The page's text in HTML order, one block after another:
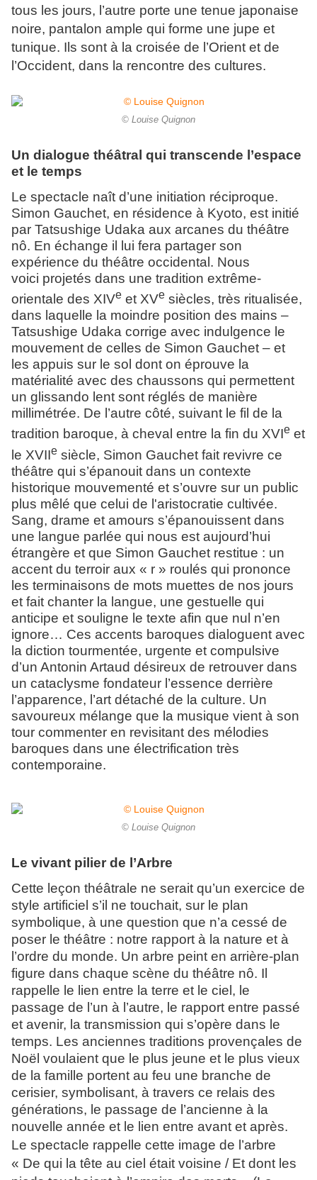
tous les jours, l’autre porte une tenue japonaise
noire, pantalon ample qui forme une jupe et
tunique. Ils sont à la croisée de l’Orient et de
l’Occident, dans la rencontre des cultures.
© Louise Quignon
Un dialogue théâtral qui transcende l’espace
et le temps
Le spectacle naît d’une initiation réciproque.
Simon Gauchet, en résidence à Kyoto, est initié
par Tatsushige Udaka aux arcanes du théâtre
nô. En échange il lui fera partager son
expérience du théâtre occidental. Nous
voici projetés dans une tradition extrême-
orientale des XIVe et XVe siècles, très ritualisée,
dans laquelle la moindre position des mains –
Tatsushige Udaka corrige avec indulgence le
mouvement de celles de Simon Gauchet – et
les appuis sur le sol dont on éprouve la
matérialité avec des chaussons qui permettent
un glissando lent sont réglés de manière
millimétrée. De l’autre côté, suivant le fil de la
tradition baroque, à cheval entre la fin du XVIe et
le XVIIe siècle, Simon Gauchet fait revivre ce
théâtre qui s’épanouit dans un contexte
historique mouvementé et s’ouvre sur un public
plus mêlé que celui de l'aristocratie cultivée.
Sang, drame et amours s’épanouissent dans
une langue parlée qui nous est aujourd’hui
étrangère et que Simon Gauchet restitue : un
accent du terroir aux « r » roulés qui prononce
les terminaisons de mots muettes de nos jours
et fait chanter la langue, une gestuelle qui
anticipe et souligne le texte afin que nul n’en
ignore… Ces accents baroques dialoguent avec
la diction tourmentée, urgente et compulsive
d’un Antonin Artaud désireux de retrouver dans
un cataclysme fondateur l’essence derrière
l’apparence, l’art détaché de la culture. Un
savoureux mélange que la musique vient à son
tour commenter en revisitant des mélodies
baroques dans une électrification très
contemporaine.
© Louise Quignon
Le vivant pilier de l’Arbre
Cette leçon théâtrale ne serait qu’un exercice de
style artificiel s’il ne touchait, sur le plan
symbolique, à une question que n’a cessé de
poser le théâtre : notre rapport à la nature et à
l’ordre du monde. Un arbre peint en arrière-plan
figure dans chaque scène du théâtre nô. Il
rappelle le lien entre la terre et le ciel, le
passage de l’un à l’autre, le rapport entre passé
et avenir, la transmission qui s’opère dans le
temps. Les anciennes traditions provençales de
Noël voulaient que le plus jeune et le plus vieux
de la famille portent au feu une branche de
cerisier, symbolisant, à travers ce relais des
générations, le passage de l’ancienne à la
nouvelle année et le lien entre avant et après.
Le spectacle rappelle cette image de l’arbre
« De qui la tête au ciel était voisine / Et dont les